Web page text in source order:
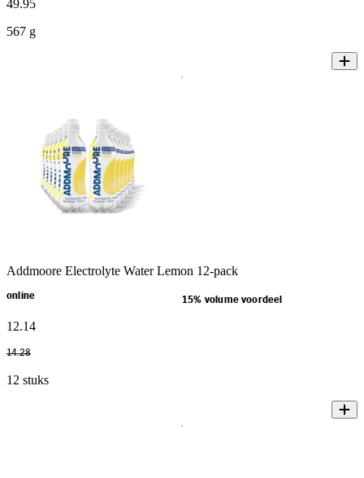
49.95
567 g
Addmoore Electrolyte Water Lemon 12-pack
online 15% volume voordeel
12.14
14.28
12 stuks